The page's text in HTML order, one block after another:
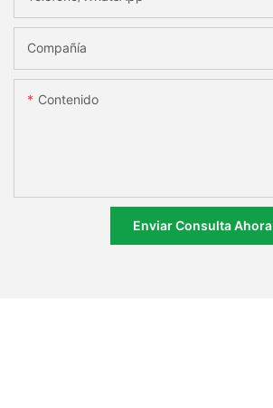
Compañía
Contenido
Enviar Consulta Ahora